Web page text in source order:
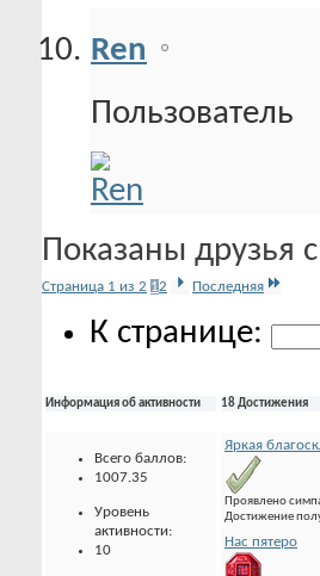
Ren
Пользователь
Показаны друзья
Страница 1 из 2 12 Последняя
К странице:
Информация об активности
Всего баллов:
1007.35
Уровень
активности:
10
18 Достижения
Яркая
Проявлено
Достижение
Нас пятеро